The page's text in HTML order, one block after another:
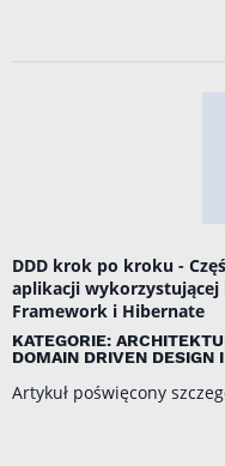
DDD krok po kroku -
aplikacji wykorzystującej
Framework i Hibernate
KATEGORIE:
DOMAIN DRIVEN DESIGN
Artykuł poświęcony